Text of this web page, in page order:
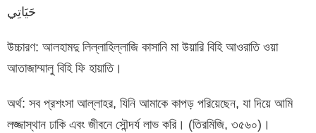
حَيَاتِي
উচ্চারণ: আলহামদু লিল্লাহিল্লাজি কাসানি মা উয়ারি বিহি আওরাতি ওয়া
আতাজাম্মালু বিহি ফি হায়াতি।
অর্থ: সব প্রশংসা আল্লাহর, যিনি আমাকে কাপড় পরিয়েছেন, যা দিয়ে আমি
লজ্জাস্থান ঢাকি এবং জীবনে সৌন্দর্য লাভ করি। (তিরমিজি, ৩৫৬০)।